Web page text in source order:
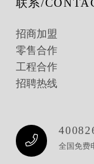
招商加盟
零售合作
工程合作
招聘热线
全国免费